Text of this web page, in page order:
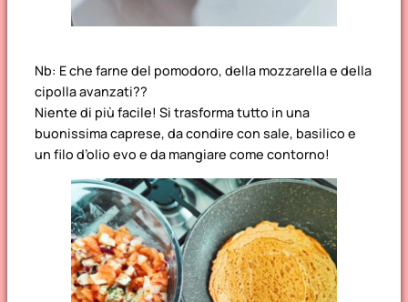
Nb: E che farne del pomodoro, della mozzarella e della
cipolla avanzati??
Niente di più facile! Si trasforma tutto in una
buonissima caprese, da condire con sale, basilico e
un filo d’olio evo e da mangiare come contorno!